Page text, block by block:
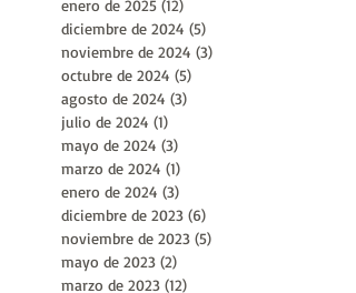
febrero de 2025 (7) 7 entradas
enero de 2025 (12)12 entradas
diciembre de 2024 (5)
noviembre de 2024
octubre de 2024
agosto de 2024 (3)
julio de 2024 (1)1 entrada
mayo de 2024 (3)3 entradas
marzo de 2024 (1)1 entrada
enero de 2024 (3)3 entradas
diciembre de 2023
noviembre de 2023